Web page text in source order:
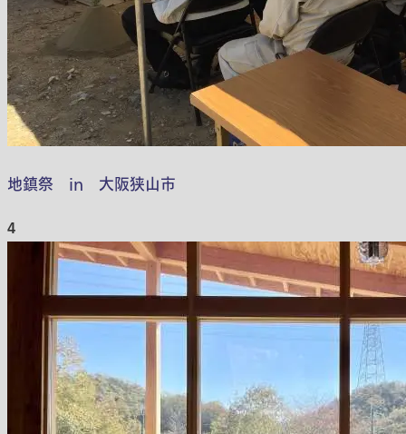
地鎮祭 in 大阪狭山市
4